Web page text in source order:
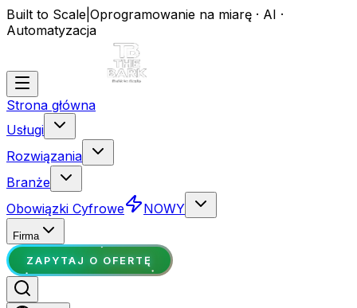
Built to Scale Oprogramowanie na miarę · AI ·
Automatyzacja
Strona główna
Usługi
Rozwiązania
Branże
Obowiązki Cyfrowe
NOWY
Firma
ZAPYTAJ O OFERTĘ